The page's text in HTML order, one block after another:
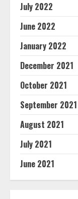
July 2022
June 2022
January 2022
December 2021
October 2021
September 2021
August 2021
July 2021
June 2021